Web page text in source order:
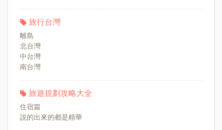
旅行台灣
離島
北台灣
中台灣
南台灣
旅遊規劃攻略大全
住宿篇
說的出來的都是精華